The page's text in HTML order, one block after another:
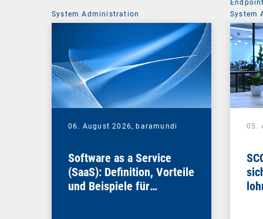
System Administration
06. August 2026,baramundi
Software as a Service
(SaaS): Definition, Vorteile
und Beispiele für
System
05.